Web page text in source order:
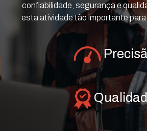
confiabilidade, segurança e
esta atividade tão importante